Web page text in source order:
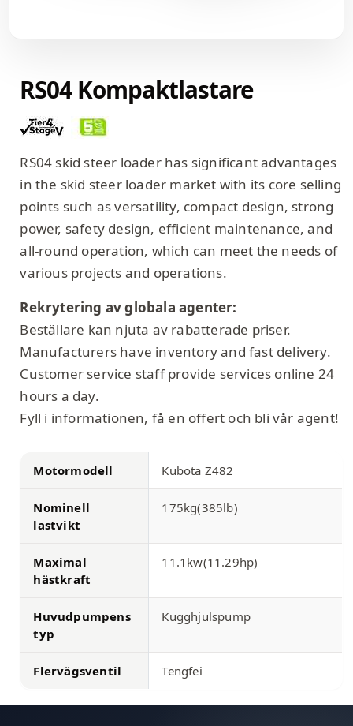
RS04 Kompaktlastare
RS04 skid steer loader has significant advantages
in the skid steer loader market with its core selling
points such as versatility, compact design, strong
power, safety design, efficient maintenance, and
all-round operation, which can meet the needs of
various projects and operations.
Rekrytering av globala agenter:
Beställare kan njuta av rabatterade priser.
Manufacturers have inventory and fast delivery.
Customer service staff provide services online 24
hours a day.
Fyll i informationen, få en offert och bli vår agent!
Motormodell Kubota Z482
Nominell
lastvikt
175kg(385lb)
Maximal
hästkraft
11.1kw(11.29hp)
Huvudpumpens
typ
Kugghjulspump
Flervägsventil Tengfei